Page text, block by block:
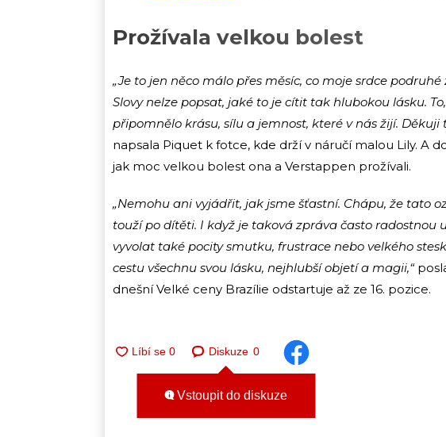
Prožívala velkou bolest
„Je to jen něco málo přes měsíc, co moje srdce
Slovy nelze popsat, jaké to je cítit tak hlubokou lásku.
připomnělo krásu, sílu a jemnost, které v nás žijí.
napsala Piquet k fotce, kde drží v náručí malou Lily. A
jak moc velkou bolest ona a Verstappen prožívali.
„Nemohu ani vyjádřit, jak jsme šťastní. Chápu, že tato
touží po dítěti. I když je taková zpráva často radostnou
vyvolat také pocity smutku, frustrace nebo velkého
cestu všechnu svou lásku, nejhlubší objetí a magii,“
dnešní Velké ceny Brazílie odstartuje až ze 16. pozice.
Diskuze 0
Vstoupit do diskuze